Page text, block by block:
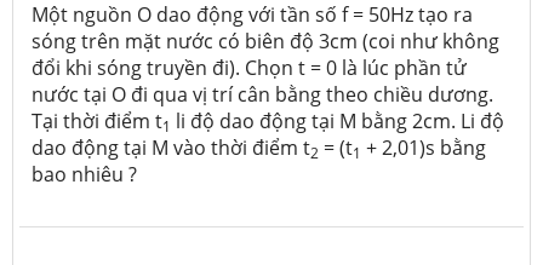
Một nguồn O dao động với tần số f = 50Hz tạo ra
sóng trên mặt nước có biên độ 3cm (coi như không
đổi khi sóng truyền đi). Chọn t = 0 là lúc phần tử
nước tại O đi qua vị trí cân bằng theo chiều dương.
Tại thời điểm t1 li độ dao động tại M bằng 2cm. Li độ
dao động tại M vào thời điểm t2 = (t1 + 2,01)s bằng
bao nhiêu ?